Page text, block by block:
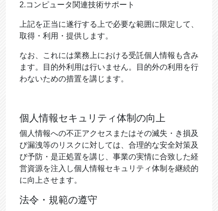
2.コンピュータ関連技術サポート
上記を正当に遂行する上で必要な範囲に限定して、
取得・利用・提供します。
なお、これには業務上における受託個人情報も含み
ます。目的外利用は行いません。目的外の利用を行
わないための措置を講じます。
個人情報セキュリティ体制の向上
個人情報への不正アクセスまたはその滅失・き損及
び漏洩等のリスクに対しては、合理的な安全対策及
び予防・是正処置を講じ、事業の実情に合致した経
営資源を注入し個人情報セキュリティ体制を継続的
に向上させます。
法令・規範の遵守